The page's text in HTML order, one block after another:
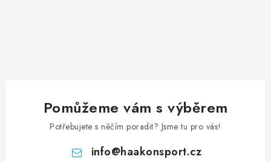
Pomůžeme vám s výběrem
Potřebujete s něčím poradit? Jsme tu pro vás!
info@haakonsport.cz